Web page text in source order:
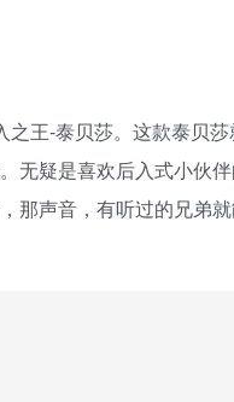
王-泰贝莎。这款泰贝
无疑是喜欢后入式小伙
那声音，有听过的兄弟